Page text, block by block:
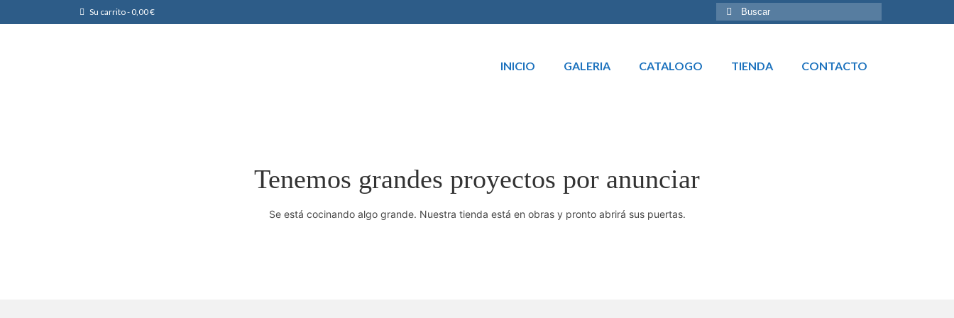
Su carrito- 0,00€
Buscar
por:
INICIO GALERIA CATALOGO TIENDA CONTACTO
Tenemos grandes proyectos por anunciar
Se está cocinando algo grande. Nuestra tienda está en obras y pronto abrirá sus puertas.